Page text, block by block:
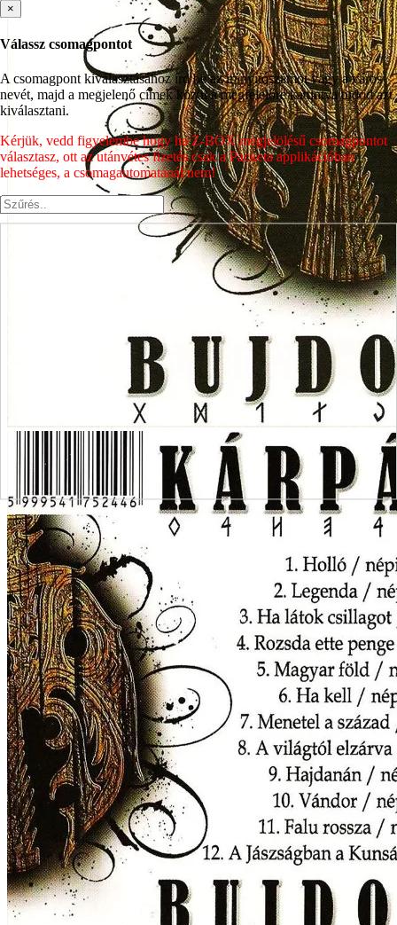
×
Válassz csomagpontot
A csomagpont kiválasztásához írd be az irányítószámot vagy a város
nevét, majd a megjelenő címek közül a megfelelőre kattintva tudod azt
kiválasztani.
Kérjük, vedd figyelembe hogy ha Z-BOX megjelölésű csomagpontot
választasz, ott az utánvétes fizetés csak a Packeta applikációban
lehetséges, a csomagautomatánál nem!